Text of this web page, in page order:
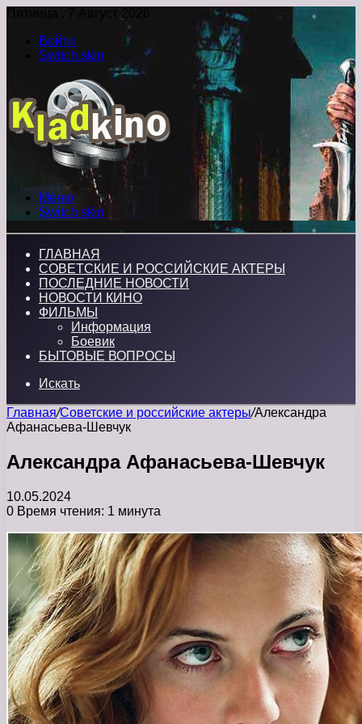
Пятница , 7 Август 2026
Войти
Switch skin
Меню
Switch skin
ГЛАВНАЯ
СОВЕТСКИЕ И РОССИЙСКИЕ АКТЕРЫ
ПОСЛЕДНИЕ НОВОСТИ
НОВОСТИ КИНО
ФИЛЬМЫ
Информация
Боевик
БЫТОВЫЕ ВОПРОСЫ
Искать
Главная/Советские и российские актеры/Александра
Афанасьева-Шевчук
Александра Афанасьева-Шевчук
10.05.2024
0 Время чтения: 1 минута